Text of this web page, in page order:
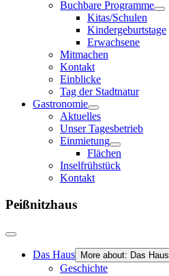
Buchbare Programme
Kitas/Schulen
Kindergeburtstage
Erwachsene
Mitmachen
Kontakt
Einblicke
Tag der Stadtnatur
Gastronomie
Aktuelles
Unser Tagesbetrieb
Einmietung
Flächen
Inselfrühstück
Kontakt
Peißnitzhaus
Das Haus More about: Das Haus
Geschichte